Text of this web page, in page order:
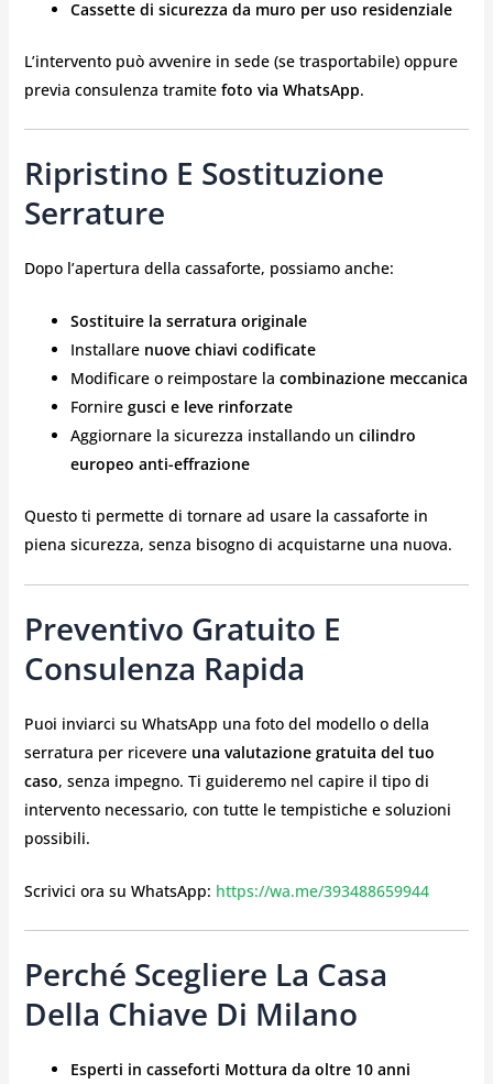
Cassette di sicurezza da muro per uso residenziale
L’intervento può avvenire in sede (se trasportabile) oppure
previa consulenza tramite foto via WhatsApp.
Ripristino E Sostituzione
Serrature
Dopo l’apertura della cassaforte, possiamo anche:
Sostituire la serratura originale
Installare nuove chiavi codificate
Modificare o reimpostare la combinazione meccanica
Fornire gusci e leve rinforzate
Aggiornare la sicurezza installando un cilindro
europeo anti-effrazione
Questo ti permette di tornare ad usare la cassaforte in
piena sicurezza, senza bisogno di acquistarne una nuova.
Preventivo Gratuito E
Consulenza Rapida
Puoi inviarci su WhatsApp una foto del modello o della
serratura per ricevere una valutazione gratuita del tuo
caso, senza impegno. Ti guideremo nel capire il tipo di
intervento necessario, con tutte le tempistiche e soluzioni
possibili.
Scrivici ora su WhatsApp: https://wa.me/393488659944
Perché Scegliere La Casa
Della Chiave Di Milano
Esperti in casseforti Mottura da oltre 10 anni